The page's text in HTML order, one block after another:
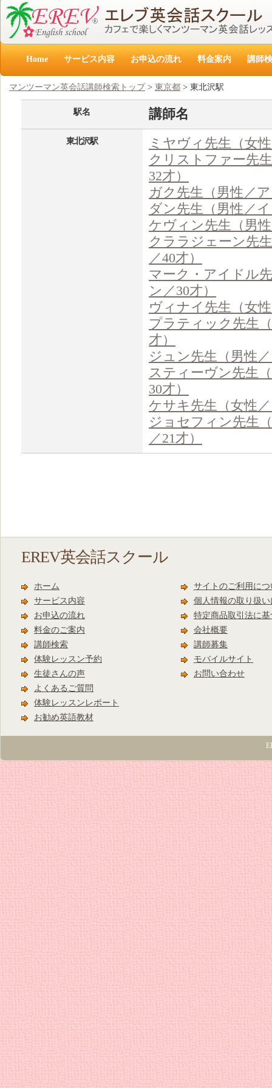
Home サービス内容 お申込の流れ 料金案内 講師
マンツーマン英会話講師検索トップ > 東京都 > 東北沢駅
駅名 講師名
東北沢駅
ミヤヴィ先生（女
クリストファー先
32才）
ガク先生（男性／
ダン先生（男性／
ケヴィン先生（男
クララジェーン先
／40才）
マーク・アイドル
ン／30才）
ヴィナイ先生（女
プラティック先生
才）
ジュン先生（男性
スティーヴン先生
30才）
ケサキ先生（女性
ジョセフィン先生
／21才）
EREV英会話スクール
ホーム
サービス内容
お申込の流れ
料金のご案内
講師検索
体験レッスン予約
生徒さんの声
よくあるご質問
体験レッスンレポート
お勧め英語教材
サイトのご利用につ
個人情報の取り扱
特定商品取引法に
会社概要
講師募集
モバイルサイト
お問い合わせ